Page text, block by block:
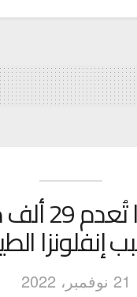
هولندا
إنفلونزا
21 نوفمبر، 2022